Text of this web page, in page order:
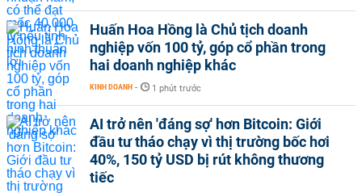
Huấn Hoa Hồng là Chủ tịch doanh
nghiệp vốn 100 tỷ, góp cổ phần trong
hai doanh nghiệp khác
KINH DOANH - 1 phút trước
AI trở nên 'đáng sợ' hơn Bitcoin: Giới
đầu tư tháo chạy vì thị trường bốc hơi
40%, 150 tỷ USD bị rút không thương
tiếc